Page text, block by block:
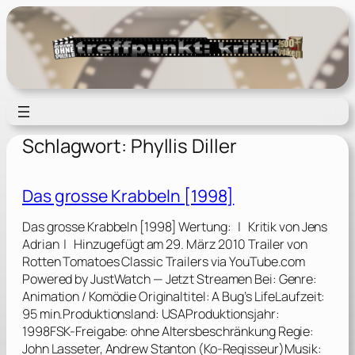
Zum
Inhalt
springen
Schlagwort: Phyllis Diller
Das grosse Krabbeln [1998]
Das grosse Krabbeln [1998] Wertung: | Kritik von Jens
Adrian | Hinzugefügt am 29. März 2010 Trailer von
Rotten Tomatoes Classic Trailers via YouTube.com
Powered by JustWatch — Jetzt Streamen Bei: Genre:
Animation / Komödie Originaltitel: A Bug’s LifeLaufzeit:
95 min.Produktionsland: USAProduktionsjahr:
1998FSK-Freigabe: ohne Altersbeschränkung Regie:
John Lasseter, Andrew Stanton (Ko-Regisseur)Musik: